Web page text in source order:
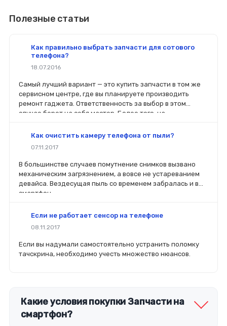
Полезные статьи
Как правильно выбрать запчасти для сотового
телефона?
18.07.2016
Самый лучший вариант — это купить запчасти в том же
сервисном центре, где вы планируете производить
ремонт гаджета. Ответственность за выбор в этом
случае берет на себя мастер. Более того, на
вы планируете делать ремонт самостоятельно, то выбор
перед покупкой нового модуля старый был в руках. Так
легче сориентироваться в разъемах, элементах
крепления, электрических параметрах и прочих
характеристиках.
Как очистить камеру телефона от пыли?
07.11.2017
В большинстве случаев помутнение снимков вызвано
механическим загрязнением, а вовсе не устареванием
девайса. Вездесущая пыль со временем забралась и в
смартфон.
Если не работает сенсор на телефоне
08.11.2017
Если вы надумали самостоятельно устранить поломку
тачскрина, необходимо учесть множество нюансов.
Какие условия покупки Запчасти на
смартфон?